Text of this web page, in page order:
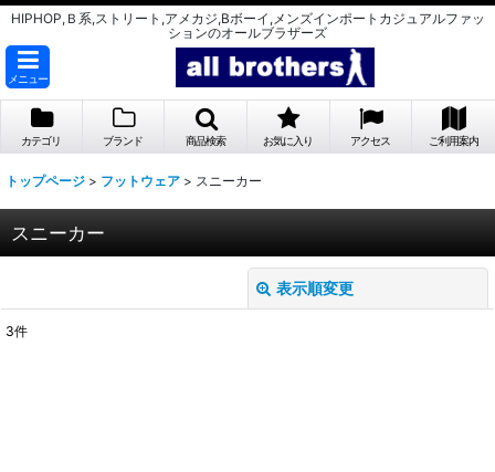
HIPHOP,Ｂ系,ストリート,アメカジ,Bボーイ,メンズインポートカジュアルファッ
ションのオールブラザーズ
メニュー
カテゴリ ブランド 商品検索 お気に入り アクセス ご利用案内
トップページ > フットウェア > スニーカー
スニーカー
表示順変更
3件